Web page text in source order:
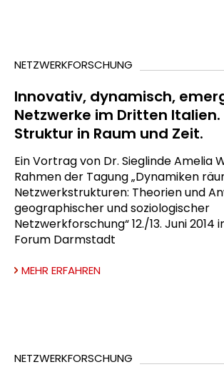
NETZWERKFORSCHUNG
Innovativ, dynamisch,
Netzwerke im Dritten Italien.
Struktur in Raum und Zeit.
Ein Vortrag von Dr. Sieglinde Amelia
Rahmen der Tagung „Dynamiken
Netzwerkstrukturen: Theorien und
geographischer und soziologischer
Netzwerkforschung“ 12./13. Juni 2014
Forum Darmstadt
MEHR ERFAHREN
NETZWERKFORSCHUNG